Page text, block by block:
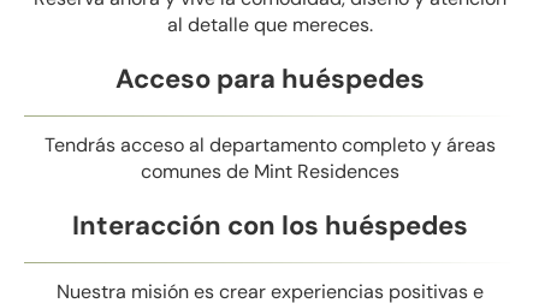
al detalle que mereces.
Acceso para huéspedes
Tendrás acceso al departamento completo y áreas
comunes de Mint Residences
Interacción con los huéspedes
Nuestra misión es crear experiencias positivas e